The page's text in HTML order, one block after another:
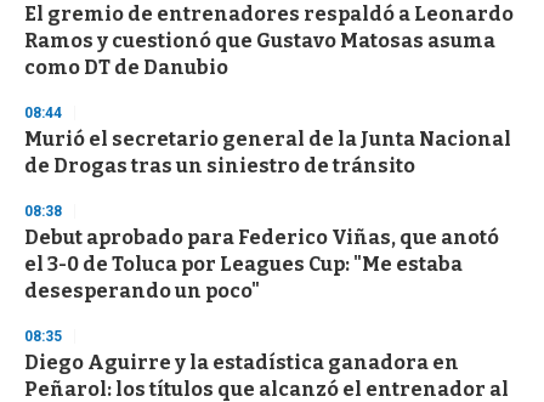
El gremio de entrenadores respaldó a Leonardo
Ramos y cuestionó que Gustavo Matosas asuma
como DT de Danubio
08:44
Murió el secretario general de la Junta Nacional
de Drogas tras un siniestro de tránsito
08:38
Debut aprobado para Federico Viñas, que anotó
el 3-0 de Toluca por Leagues Cup: "Me estaba
desesperando un poco"
08:35
Diego Aguirre y la estadística ganadora en
Peñarol: los títulos que alcanzó el entrenador al